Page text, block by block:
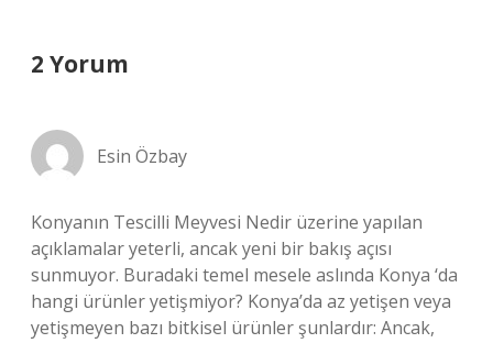
2 Yorum
Esin Özbay
Konyanın Tescilli Meyvesi Nedir üzerine yapılan
açıklamalar yeterli, ancak yeni bir bakış açısı
sunmuyor. Buradaki temel mesele aslında Konya ‘da
hangi ürünler yetişmiyor? Konya’da az yetişen veya
yetişmeyen bazı bitkisel ürünler şunlardır: Ancak,